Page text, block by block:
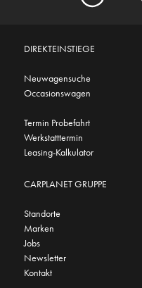
DIREKTEINSTIEGE
Neuwagensuche
Occasionswagen
Termin Probefahrt
Werkstatttermin
Leasing-Kalkulator
CARPLANET GRUPPE
Standorte
Marken
Jobs
Newsletter
Kontakt